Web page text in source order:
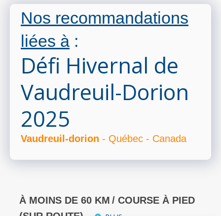
Nos recommandations
liées à :
Défi Hivernal de
Vaudreuil-Dorion
2025
Vaudreuil-dorion - Québec - Canada
À MOINS DE 60 KM / COURSE À PIED